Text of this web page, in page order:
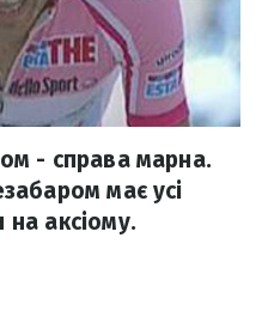
- справа марна.
має усі
аксіому.